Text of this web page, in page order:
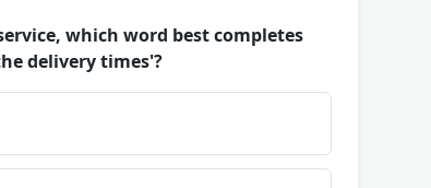
which word best completes
delivery times'?